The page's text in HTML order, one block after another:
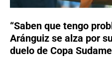
“Saben que tengo
Aránguiz se alza por
duelo de Copa